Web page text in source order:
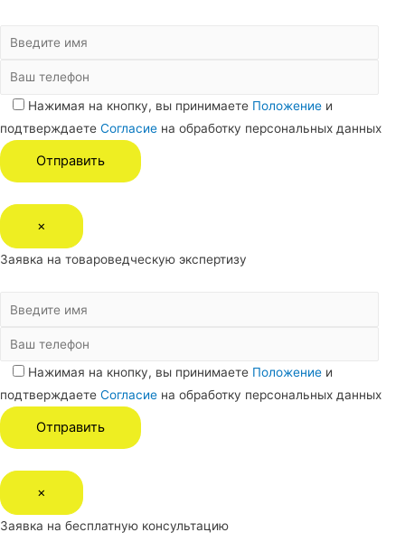
Нажимая на кнопку, вы принимаете Положениеи
подтверждаете Согласие на обработку персональных данных
×
Заявка на товароведческую экспертизу
Нажимая на кнопку, вы принимаете Положениеи
подтверждаете Согласие на обработку персональных данных
×
Заявка на бесплатную консультацию